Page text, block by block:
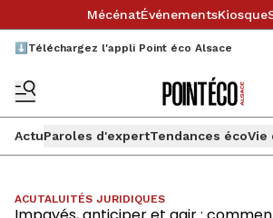
MécénatÉvénementsKiosque
⬇️Téléchargez l'appli Point éco Alsace
ActuParoles d'expertTendances écoVie
ACUTALUITÉS JURIDIQUES